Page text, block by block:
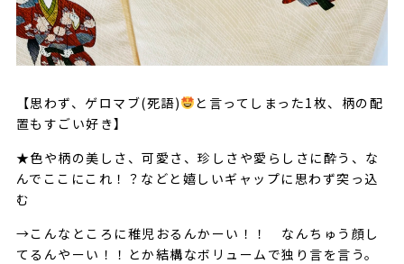
【思わず、ゲロマブ(死語)
と言ってしまった1枚、柄の配
置もすごい好き】
★色や柄の美しさ、可愛さ、珍しさや愛らしさに酔う、な
んでここにこれ！？などと嬉しいギャップに思わず突っ込
む
→こんなところに稚児おるんかーい！！ なんちゅう顔し
てるんやーい！！とか結構なボリュームで独り言を言う。